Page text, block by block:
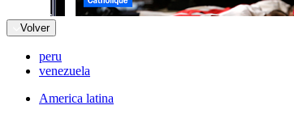
Volver
peru
venezuela
America latina